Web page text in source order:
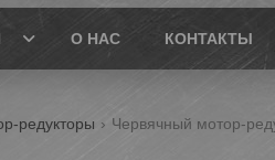
О НАС КОНТАКТЫ
редукторы Червячный мотор-